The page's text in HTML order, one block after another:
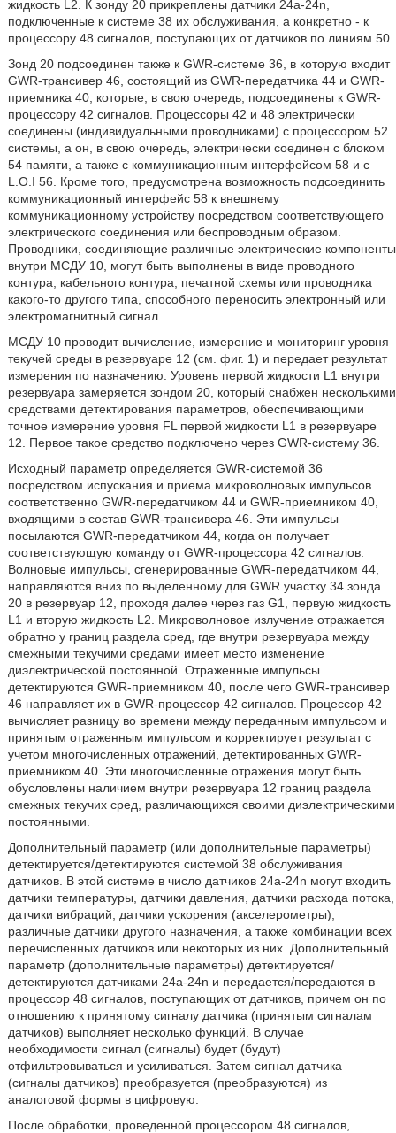
жидкость L2. К зонду 20 прикреплены датчики 24а-24n,
подключенные к системе 38 их обслуживания, а конкретно - к
процессору 48 сигналов, поступающих от датчиков по линиям 50.
Зонд 20 подсоединен также к GWR-системе 36, в которую входит
GWR-трансивер 46, состоящий из GWR-передатчика 44 и GWR-
приемника 40, которые, в свою очередь, подсоединены к GWR-
процессору 42 сигналов. Процессоры 42 и 48 электрически
соединены (индивидуальными проводниками) с процессором 52
системы, а он, в свою очередь, электрически соединен с блоком
54 памяти, а также с коммуникационным интерфейсом 58 и с
L.O.I 56. Кроме того, предусмотрена возможность подсоединить
коммуникационный интерфейс 58 к внешнему
коммуникационному устройству посредством соответствующего
электрического соединения или беспроводным образом.
Проводники, соединяющие различные электрические компоненты
внутри МСДУ 10, могут быть выполнены в виде проводного
контура, кабельного контура, печатной схемы или проводника
какого-то другого типа, способного переносить электронный или
электромагнитный сигнал.
МСДУ 10 проводит вычисление, измерение и мониторинг уровня
текучей среды в резервуаре 12 (см. фиг. 1) и передает результат
измерения по назначению. Уровень первой жидкости L1 внутри
резервуара замеряется зондом 20, который снабжен несколькими
средствами детектирования параметров, обеспечивающими
точное измерение уровня FL первой жидкости L1 в резервуаре
12. Первое такое средство подключено через GWR-систему 36.
Исходный параметр определяется GWR-системой 36
посредством испускания и приема микроволновых импульсов
соответственно GWR-передатчиком 44 и GWR-приемником 40,
входящими в состав GWR-трансивера 46. Эти импульсы
посылаются GWR-передатчиком 44, когда он получает
соответствующую команду от GWR-процессора 42 сигналов.
Волновые импульсы, сгенерированные GWR-передатчиком 44,
направляются вниз по выделенному для GWR участку 34 зонда
20 в резервуар 12, проходя далее через газ G1, первую жидкость
L1 и вторую жидкость L2. Микроволновое излучение отражается
обратно у границ раздела сред, где внутри резервуара между
смежными текучими средами имеет место изменение
диэлектрической постоянной. Отраженные импульсы
детектируются GWR-приемником 40, после чего GWR-трансивер
46 направляет их в GWR-процессор 42 сигналов. Процессор 42
вычисляет разницу во времени между переданным импульсом и
принятым отраженным импульсом и корректирует результат с
учетом многочисленных отражений, детектированных GWR-
приемником 40. Эти многочисленные отражения могут быть
обусловлены наличием внутри резервуара 12 границ раздела
смежных текучих сред, различающихся своими диэлектрическими
постоянными.
Дополнительный параметр (или дополнительные параметры)
детектируется/детектируются системой 38 обслуживания
датчиков. В этой системе в число датчиков 24а-24n могут входить
датчики температуры, датчики давления, датчики расхода потока,
датчики вибраций, датчики ускорения (акселерометры),
различные датчики другого назначения, а также комбинации всех
перечисленных датчиков или некоторых из них. Дополнительный
параметр (дополнительные параметры) детектируется/
детектируются датчиками 24а-24n и передается/передаются в
процессор 48 сигналов, поступающих от датчиков, причем он по
отношению к принятому сигналу датчика (принятым сигналам
датчиков) выполняет несколько функций. В случае
необходимости сигнал (сигналы) будет (будут)
отфильтровываться и усиливаться. Затем сигнал датчика
(сигналы датчиков) преобразуется (преобразуются) из
аналоговой формы в цифровую.
После обработки, проведенной процессором 48 сигналов,